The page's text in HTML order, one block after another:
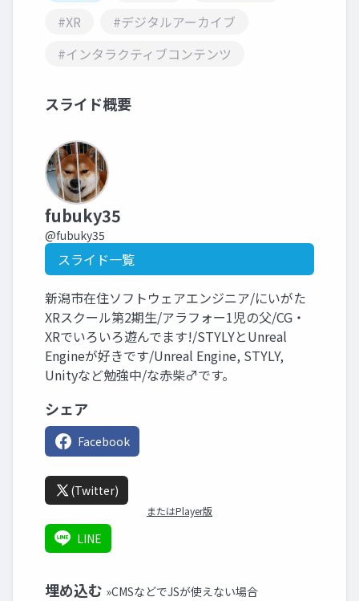
#XR
#デジタルアーカイブ
#インタラクティブコンテンツ
スライド概要
fubuky35
@fubuky35
スライド一覧
新潟市在住ソフトウェアエンジニア/にいがた
XRスクール第2期生/アラフォー1児の父/CG・
XRでいろいろ遊んでます!/STYLYとUnreal
Engineが好きです/Unreal Engine, STYLY,
Unityなど勉強中/な赤柴♂です。
シェア
Facebook
(Twitter)
またはPlayer版
LINE
埋め込む »CMSなどでJSが使えない場合